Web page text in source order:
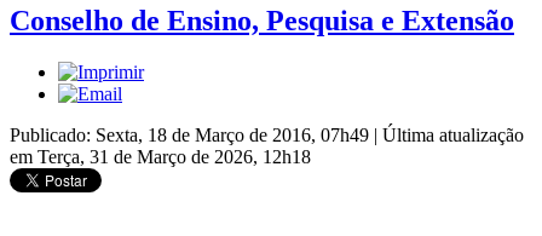
Conselho de Ensino, Pesquisa e Extensão
Publicado: Sexta, 18 de Março de 2016, 07h49 | Última atualização
em Terça, 31 de Março de 2026, 12h18